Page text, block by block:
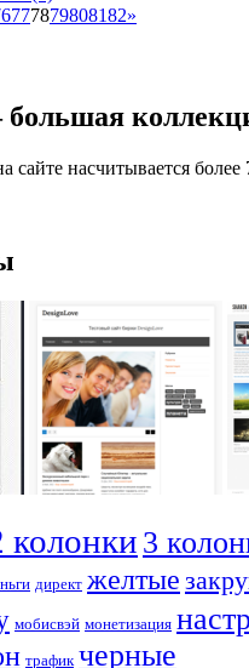
777879808182»
насчитывается
колонки 3
директ желтые
мобисвэй монетизация
трафик черные